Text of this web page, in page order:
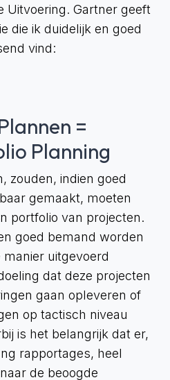
Uitvoering. Gartner geeft
die ik duidelijk en goed
vind:
=
Planning
zouden, indien goed
gemaakt, moeten
portfolio van projecten.
goed bemand worden
uitgevoerd
dat deze projecten
gaan opleveren of
op tactisch niveau
is het belangrijk dat er,
rapportages, heel
de beoogde